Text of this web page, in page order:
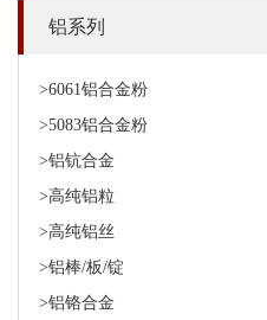
铝系列
>6061铝合金粉
>5083铝合金粉
>铝钪合金
>高纯铝粒
>高纯铝丝
>铝棒/板/锭
>铝铬合金